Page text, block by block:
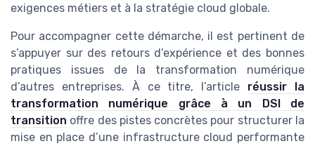
exigences métiers et à la stratégie cloud globale.
Pour accompagner cette démarche, il est pertinent de
s’appuyer sur des retours d’expérience et des bonnes
pratiques issues de la transformation numérique
d’autres entreprises. À ce titre, l’article réussir la
transformation numérique grâce à un DSI de
transition offre des pistes concrètes pour structurer la
mise en place d’une infrastructure cloud performante